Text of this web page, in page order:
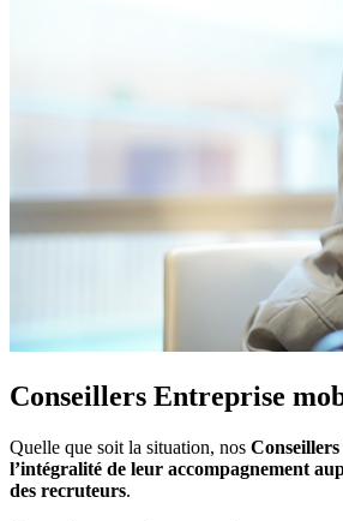
Conseillers Entreprise
Quelle que soit la situation, nos
l’intégralité de leur accompagnement
des recruteurs.